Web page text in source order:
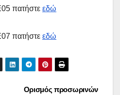
πατήστε εδώ
πατήστε εδώ
Ορισμός προσωρινών